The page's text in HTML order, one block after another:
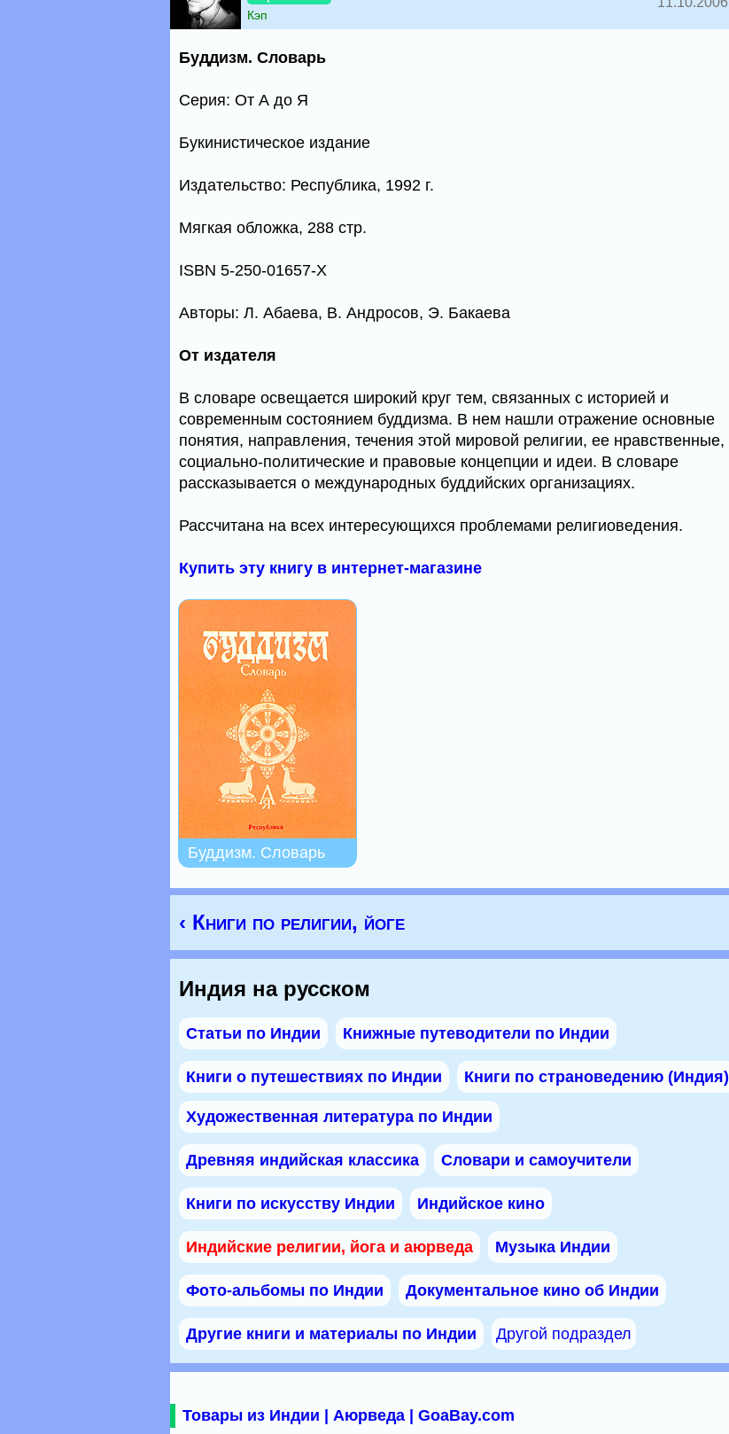
Кэп
Буддизм. Словарь
Серия: От А до Я
Букинистическое издание
Издательство: Республика, 1992 г.
Мягкая обложка, 288 стр.
ISBN 5-250-01657-Х
Авторы: Л. Абаева, В. Андросов, Э. Бакаева
От издателя
В словаре освещается широкий круг тем, связанных с историей и
современным состоянием буддизма. В нем нашли отражение основные
понятия, направления, течения этой мировой религии, ее нравственные,
социально-политические и правовые концепции и идеи. В словаре
рассказывается о международных буддийских организациях.
Рассчитана на всех интересующихся проблемами религиоведения.
Купить эту книгу в интернет-магазине
Буддизм. Словарь
‹ Книги по религии, йоге
Индия на русском
Статьи по Индии Книжные путеводители по Индии
Книги о путешествиях по Индии Книги по страноведению (Индия)
Художественная литература по Индии
Древняя индийская классика Словари и самоучители
Книги по искусству Индии Индийское кино
Индийские религии, йога и аюрведа Музыка Индии
Фото-альбомы по Индии Документальное кино об Индии
Другие книги и материалы по Индии Другой подраздел
Товары из Индии | Аюрведа | GoaBay.com